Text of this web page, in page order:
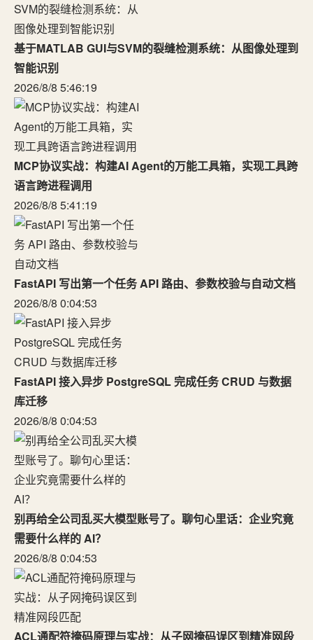
基于MATLAB GUI与SVM的裂缝检测系统：从图像处理到
智能识别
2026/8/8 5:46:19
MCP协议实战：构建AI Agent的万能工具箱，实现工具跨
语言跨进程调用
2026/8/8 5:41:19
FastAPI 写出第一个任务 API 路由、参数校验与自动文档
2026/8/8 0:04:53
FastAPI 接入异步 PostgreSQL 完成任务 CRUD 与数据
库迁移
2026/8/8 0:04:53
别再给全公司乱买大模型账号了。聊句心里话：企业究竟
需要什么样的 AI？
2026/8/8 0:04:53
ACL通配符掩码原理与实战：从子网掩码误区到精准网段